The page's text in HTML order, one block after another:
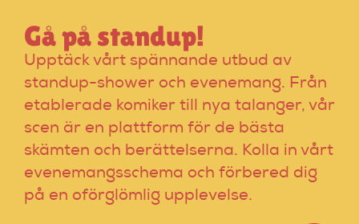
Gå på standup!
Upptäck vårt spännande utbud av
standup-shower och evenemang. Från
etablerade komiker till nya talanger, vår
scen är en plattform för de bästa
skämten och berättelserna. Kolla in vårt
evenemangsschema och förbered dig
på en oförglömlig upplevelse.